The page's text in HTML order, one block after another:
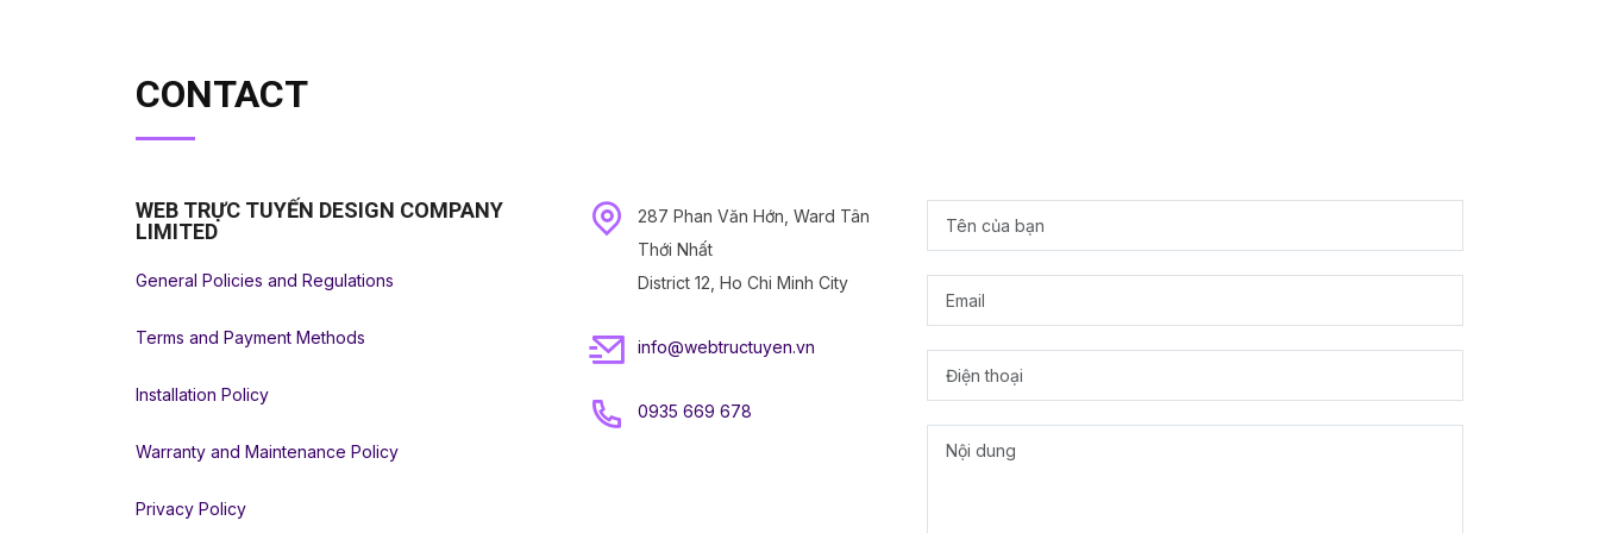
CONTACT
WEB TRỰC TUYẾN DESIGN COMPANY
LIMITED
General Policies and Regulations
Terms and Payment Methods
Installation Policy
Warranty and Maintenance Policy
Privacy Policy
287 Phan Văn Hớn, Ward Tân
Thới Nhất
District 12, Ho Chi Minh City
info@webtructuyen.vn
0935 669 678